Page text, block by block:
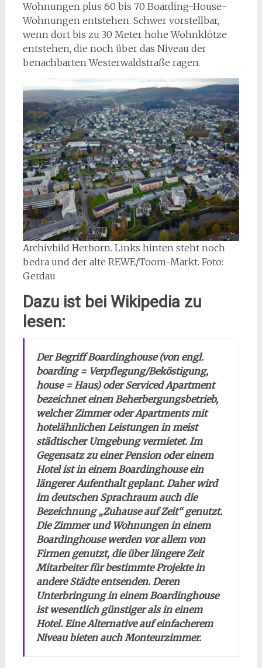
Wohnungen plus 60 bis 70 Boarding-House-
Wohnungen entstehen. Schwer vorstellbar,
wenn dort bis zu 30 Meter hohe Wohnklötze
entstehen, die noch über das Niveau der
benachbarten Westerwaldstraße ragen.
Archivbild Herborn. Links hinten steht noch
bedra und der alte REWE/Toom-Markt. Foto:
Gerdau
Dazu ist bei Wikipedia zu
lesen:
Der Begriff Boardinghouse (von engl.
boarding = Verpflegung/Beköstigung,
house = Haus) oder Serviced Apartment
bezeichnet einen Beherbergungsbetrieb,
welcher Zimmer oder Apartments mit
hotelähnlichen Leistungen in meist
städtischer Umgebung vermietet. Im
Gegensatz zu einer Pension oder einem
Hotel ist in einem Boardinghouse ein
längerer Aufenthalt geplant. Daher wird
im deutschen Sprachraum auch die
Bezeichnung „Zuhause auf Zeit“ genutzt.
Die Zimmer und Wohnungen in einem
Boardinghouse werden vor allem von
Firmen genutzt, die über längere Zeit
Mitarbeiter für bestimmte Projekte in
andere Städte entsenden. Deren
Unterbringung in einem Boardinghouse
ist wesentlich günstiger als in einem
Hotel. Eine Alternative auf einfacherem
Niveau bieten auch Monteurzimmer.